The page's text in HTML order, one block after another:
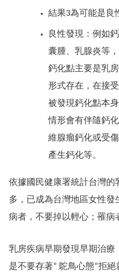
結果3為可能是良
良性發現：例如
囊腫、乳腺炎等
鈣化點主要是乳
形式存在，在接
被發現鈣化點本
情形會有伴隨鈣
維腺瘤鈣化或受
產生鈣化等。​
依據國民健康署統計台灣的
多，已成為台灣地區女性發
病者，不要掉以輕心；罹病
乳房疾病早期發現早期治療
是不要存著“ 鴕鳥心態”拒